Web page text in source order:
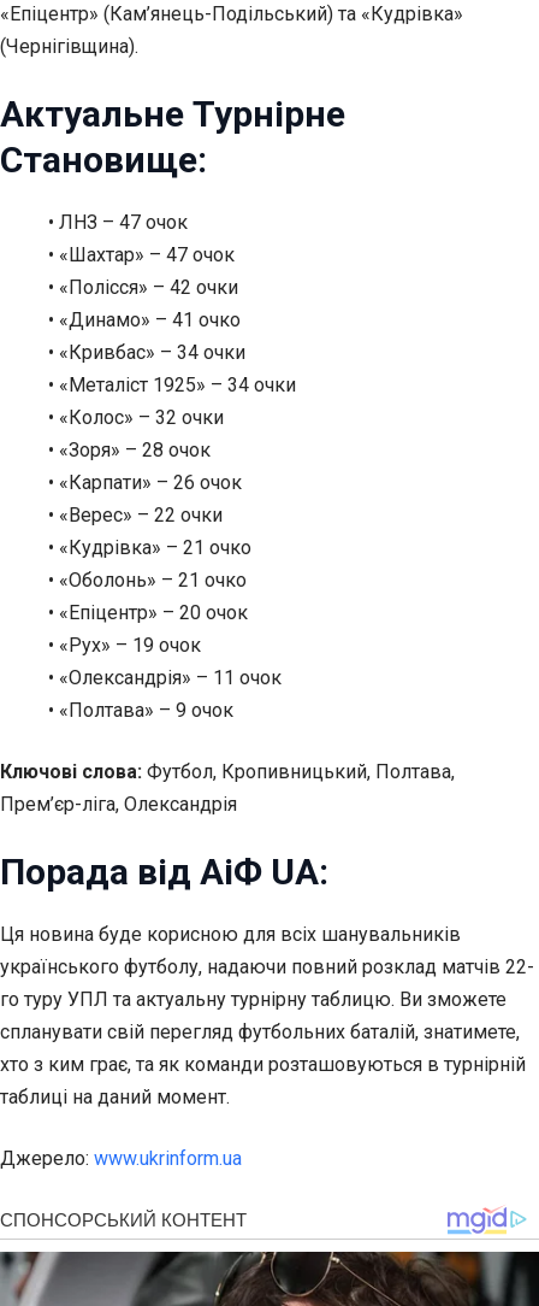
«Епіцентр» (Кам’янець-Подільський) та «Кудрівка»
(Чернігівщина).
Актуальне Турнірне
Становище:
• ЛНЗ – 47 очок
• «Шахтар» – 47 очок
• «Полісся» – 42 очки
• «Динамо» – 41 очко
• «Кривбас» – 34 очки
• «Металіст 1925» – 34 очки
• «Колос» – 32 очки
• «Зоря» – 28 очок
• «Карпати» – 26 очок
• «Верес» – 22 очки
• «Кудрівка» – 21 очко
• «Оболонь» – 21 очко
• «Епіцентр» – 20 очок
• «Рух» – 19 очок
• «Олександрія» – 11 очок
• «Полтава» – 9 очок
Ключові слова: Футбол, Кропивницький, Полтава,
Прем’єр-ліга, Олександрія
Порада від АіФ UA:
Ця новина буде корисною для всіх шанувальників
українського футболу, надаючи повний розклад матчів 22-
го туру УПЛ та актуальну турнірну таблицю. Ви зможете
спланувати свій перегляд футбольних баталій, знатимете,
хто з ким грає, та як команди розташовуються в турнірній
таблиці на даний момент.
Джерело: www.ukrinform.ua